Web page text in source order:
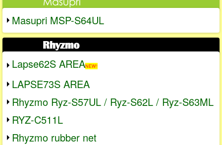
Masupri MSP-S64UL
Lapse62S AREANEW!
LAPSE73S AREA
Rhyzmo Ryz-S57UL / Ryz-S62L / Ryz-S63ML
RYZ-C511L
Rhyzmo rubber net